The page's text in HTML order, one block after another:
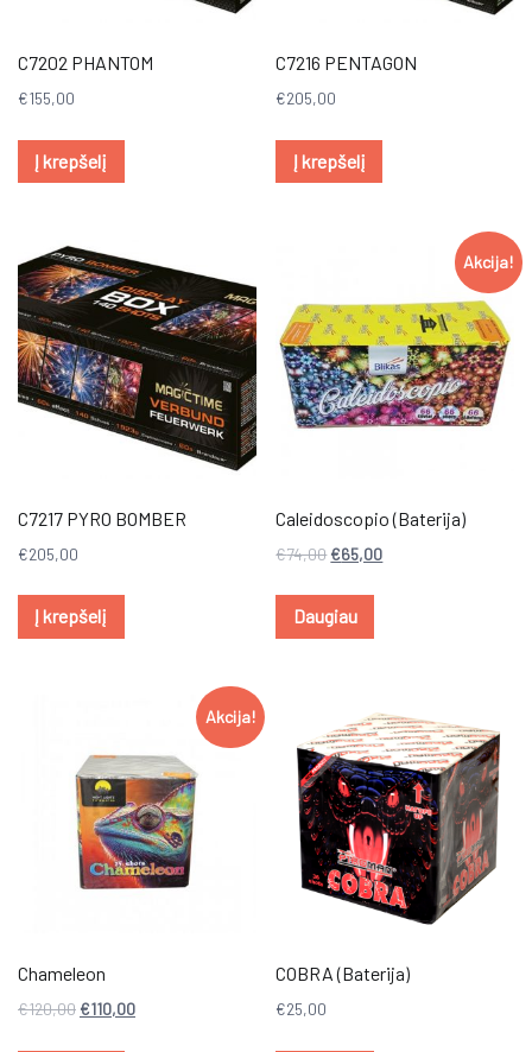
C7202 PHANTOM
€155,00
Į krepšelį
C7216 PENTAGON
€205,00
Į krepšelį
C7217 PYRO BOMBER
€205,00
Į krepšelį
Akcija!
Caleidoscopio (Baterija)
€74,00 €65,00
Daugiau
Akcija!
Chameleon
€120,00 €110,00
COBRA (Baterija)
€25,00